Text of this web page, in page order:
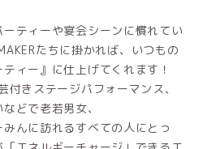
ティーや宴会シーンに慣れてい
たちに掛かれば、いつもの
ィー』に仕上げてくれます！
付きステージパフォーマンス、
どで老若男女、
んに訪れるすべての人にとっ